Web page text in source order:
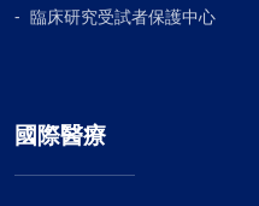
臨床研究受試者保護中心
國際醫療